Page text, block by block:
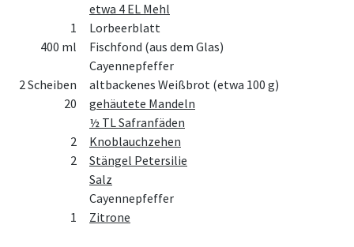
etwa 4 EL Mehl
1
Lorbeerblatt
400 ml
Fischfond (aus dem Glas)
Cayennepfeffer
2 Scheiben
altbackenes Weißbrot (etwa 100 g)
20
gehäutete Mandeln
½ TL Safranfäden
2
Knoblauchzehen
2
Stängel Petersilie
Salz
Cayennepfeffer
1
Zitrone